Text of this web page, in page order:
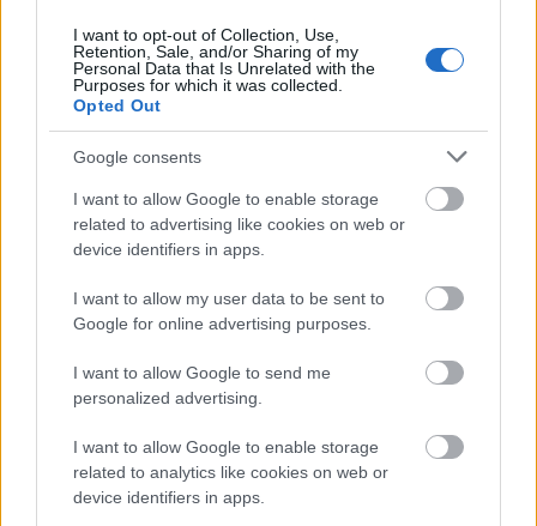
I want to opt-out of Collection, Use,
Retention, Sale, and/or Sharing of my
Personal Data that Is Unrelated with the
Purposes for which it was collected.
Opted Out
Google consents
I want to allow Google to enable storage
related to advertising like cookies on web or
device identifiers in apps.
I want to allow my user data to be sent to
Google for online advertising purposes.
I want to allow Google to send me
personalized advertising.
I want to allow Google to enable storage
related to analytics like cookies on web or
device identifiers in apps.
Lassan mindenkinek frissül a Facebook accountja, és
láthatóvá válik pár kisebb módosítás a felületen. Az
egyik fontos változás, hogy a bejelölések, az
üzenetek és az értesítések felkerültek az egyik
legfontosabb helyre, a logó mellé. Igaz csak
ikonként, viszont ha valamelyik…
Az újságrovatok halála
Az Index címlapja egyre jobban terjeszkedik lefelé.
Korábban csak a Velvet és a Totalcar ajánlódobozai
voltak a címlap alján. Ma már azonban videóajánló,
fotóajánló doboz, sőt, újabban egy Dívány.hu és egy
HG.hu ajánlódoboz is kikerült az oldalra.Az Index
címlapja ezzel…